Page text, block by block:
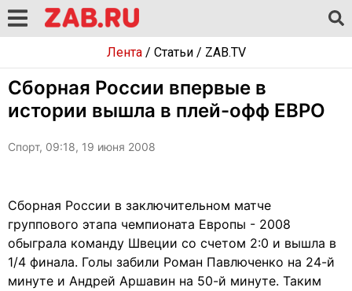
Лента/ Статьи/ ZAB.TV
Сборная России впервые в
истории вышла в плей-офф ЕВРО
Спорт, 09:18, 19 июня 2008
Сборная России в заключительном матче
группового этапа чемпионата Европы - 2008
обыграла команду Швеции со счетом 2:0 и вышла в
1/4 финала. Голы забили Роман Павлюченко на 24-й
минуте и Андрей Аршавин на 50-й минуте. Таким